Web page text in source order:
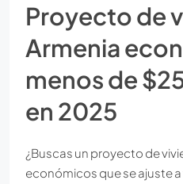
Proyecto de
Armenia
menos de
en 2025
¿Buscas un proyecto de
económicos que se ajuste